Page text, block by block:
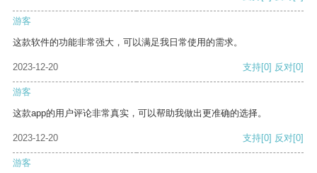
游客
这款软件的功能非常强大，可以满足我日常使用的需求。
2023-12-20 支持[0] 反对[0]
游客
这款app的用户评论非常真实，可以帮助我做出更准确的选择。
2023-12-20 支持[0] 反对[0]
游客